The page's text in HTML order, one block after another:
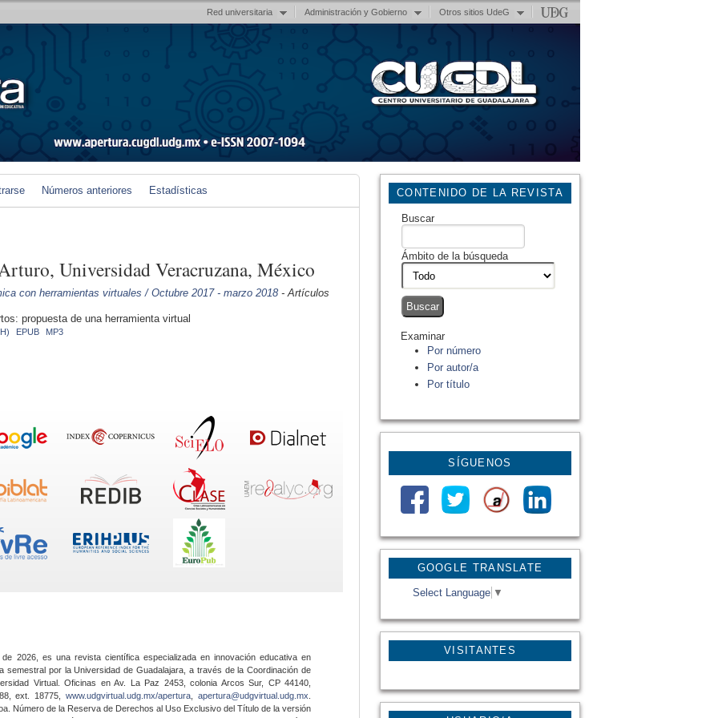
Red universitaria Administración y Gobierno Otros sitios UdeG
GOOGLE TRANSLATE
Select Language ▼
VISITANTES
CONTENIDO DE LA REVISTA
Buscar
Ámbito de la búsqueda
Examinar
Por número
Por autor/a
Por título
SÍGUENOS
Números anteriores Estadísticas
Universidad Veracruzana, México
con herramientas virtuales / Octubre 2017 - marzo 2018- Artículos
propuesta de una herramienta virtual
EPUB MP3
2026, es una revista científica especializada en innovación educativa en
semestral por la Universidad de Guadalajara, a través de la Coordinación de
Virtual. Oficinas en Av. La Paz 2453, colonia Arcos Sur, CP 44140,
ext. 18775,www.udgvirtual.udg.mx/apertura apertura@udgvirtual.udg.mx
Número de la Reserva de Derechos al Uso Exclusivo del Título de la versión